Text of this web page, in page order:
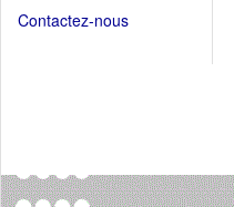
nouvelle
Contactez-nous